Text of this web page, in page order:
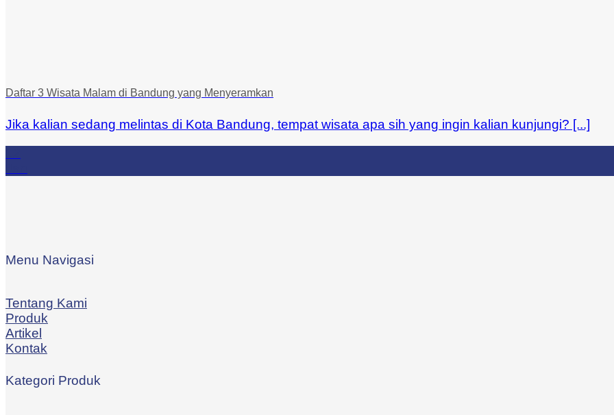
Daftar 3 Wisata Malam di Bandung yang Menyeramkan
Jika kalian sedang melintas di Kota Bandung, tempat wisata apa sih yang ingin kalian kunjungi? [...]
Menu Navigasi
Tentang Kami
Produk
Artikel
Kontak
Kategori Produk